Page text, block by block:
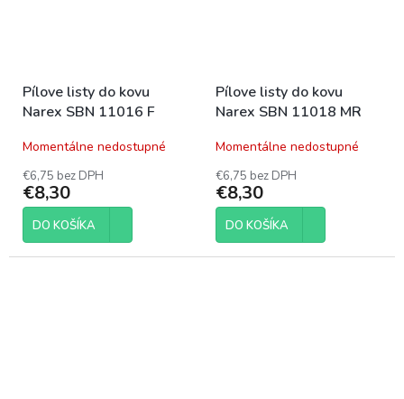
Pílove listy do kovu
Narex SBN 11016 F
Momentálne nedostupné
€6,75 bez DPH
€8,30
DO KOŠÍKA
Pílove listy do kovu
Narex SBN 11018 MR
Momentálne nedostupné
€6,75 bez DPH
€8,30
DO KOŠÍKA